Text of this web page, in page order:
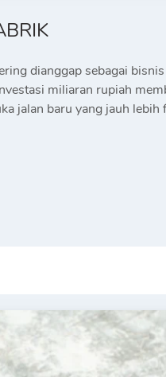
dianggap sebagai
miliaran rupiah
jalan baru yang jauh